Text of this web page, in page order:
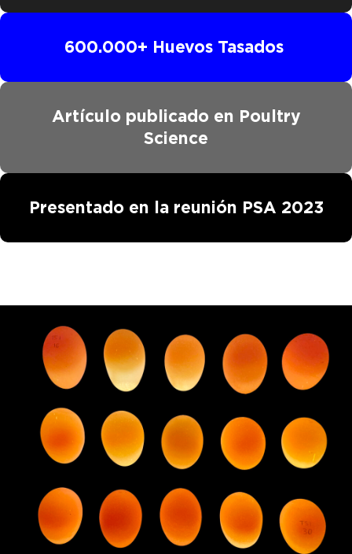
600.000+ Huevos Tasados
Artículo publicado en Poultry
Science
Presentado en la reunión PSA 2023